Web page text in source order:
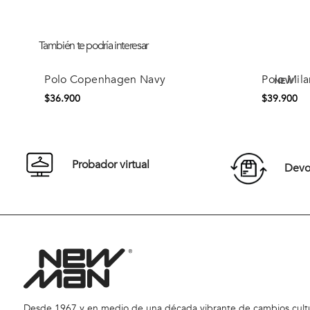
También te podría interesar
NEW